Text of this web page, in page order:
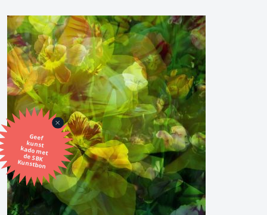
Geef
kunst
kado met
de SBK
Kunstbon